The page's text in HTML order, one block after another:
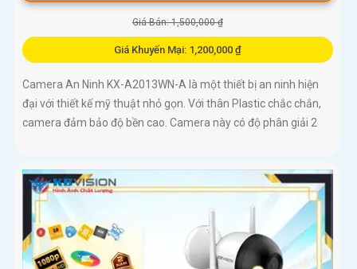
Giá Bán: 1,500,000 ₫
Giá Khuyến Mại: 1,200,000 ₫
Camera An Ninh KX-A2013WN-A là một thiết bị an ninh hiện
đại với thiết kế mỹ thuật nhỏ gọn. Với thân Plastic chắc chắn,
camera đảm bảo độ bền cao. Camera này có độ phân giải 2